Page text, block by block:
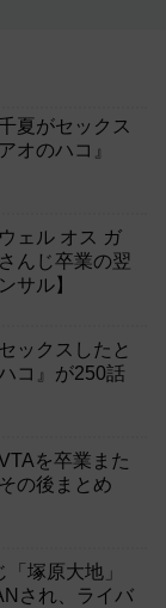
夏がセックス
オのハコ』
ェル オス ガ
んじ卒業の翌
サル】
ックスしたと
コ』が250話
を卒業また
の後まとめ
「塚原大地」
され、ライバ